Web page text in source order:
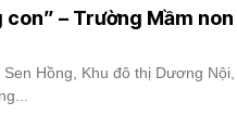
– Trường Mầm non
Hồng, Khu đô thị Dương Nội,